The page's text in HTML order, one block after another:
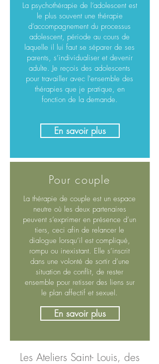
La psychothérapie de l’adolescent est
le plus souvent une thérapie
d’accompagnement du processus
adolescent, période au cours de
laquelle il lui faut se séparer de ses
parents, s’individualiser et devenir
adulte. Je reçois des adolescents
pour travailler avec l'ensemble des
thérapies que je pratique, en
fonction de la demande.
En savoir plus
Pour couple
La thérapie de couple est un espace
neutre où les deux partenaires
peuvent s’exprimer en présence d’un
tiers, ceci afin de relancer le
dialogue lorsqu’il est compliqué,
rompu ou inexistant. Elle s’inscrit
dans une volonté de sortir d’une
situation de conflit, de rester
ensemble pour retisser des liens sur
le plan affectif et sexuel.
En savoir plus
Les Ateliers Saint- Louis, des